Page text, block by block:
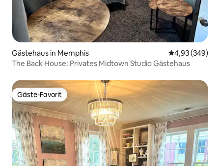
Gästehaus in Memphis
4,93 (349)
The Back House: Privates Midtown Studio Gästehaus
Gäste-Favorit
Gäste-Favorit